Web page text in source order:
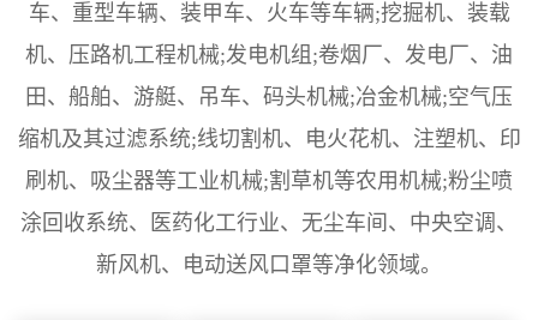
车、重型车辆、装甲车、火车等车辆;挖掘机、装载
机、压路机工程机械;发电机组;卷烟厂、发电厂、油
田、船舶、游艇、吊车、码头机械;冶金机械;空气压
缩机及其过滤系统;线切割机、电火花机、注塑机、印
刷机、吸尘器等工业机械;割草机等农用机械;粉尘喷
涂回收系统、医药化工行业、无尘车间、中央空调、
新风机、电动送风口罩等净化领域。